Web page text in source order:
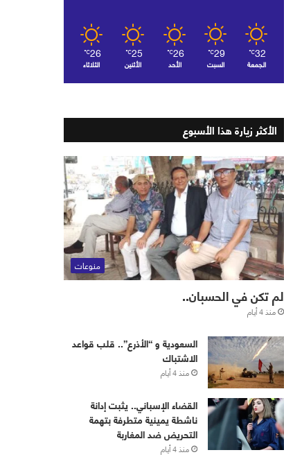
32
℃
الجمعة
29
℃
السبت
26
℃
الأحد
25
℃
الأثنين
26
℃
الثلاثاء
الأكثر زيارة هذا الأسبوع
منوعات
لم تكن في الحسبان..
منذ 4 أيام
‏⁧‫السعودية‬⁩ و “الأذرع”.. قلب قواعد
الاشتباك
منذ 4 أيام
القضاء الإسباني.. يثبت إدانة
ناشطة يمينية متطرفة بتهمة
التحريض ضد المغاربة
منذ 4 أيام